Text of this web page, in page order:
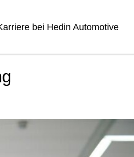
bei Hedin Automotive